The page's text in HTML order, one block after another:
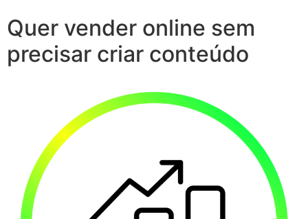
Quer vender online sem
precisar criar conteúdo